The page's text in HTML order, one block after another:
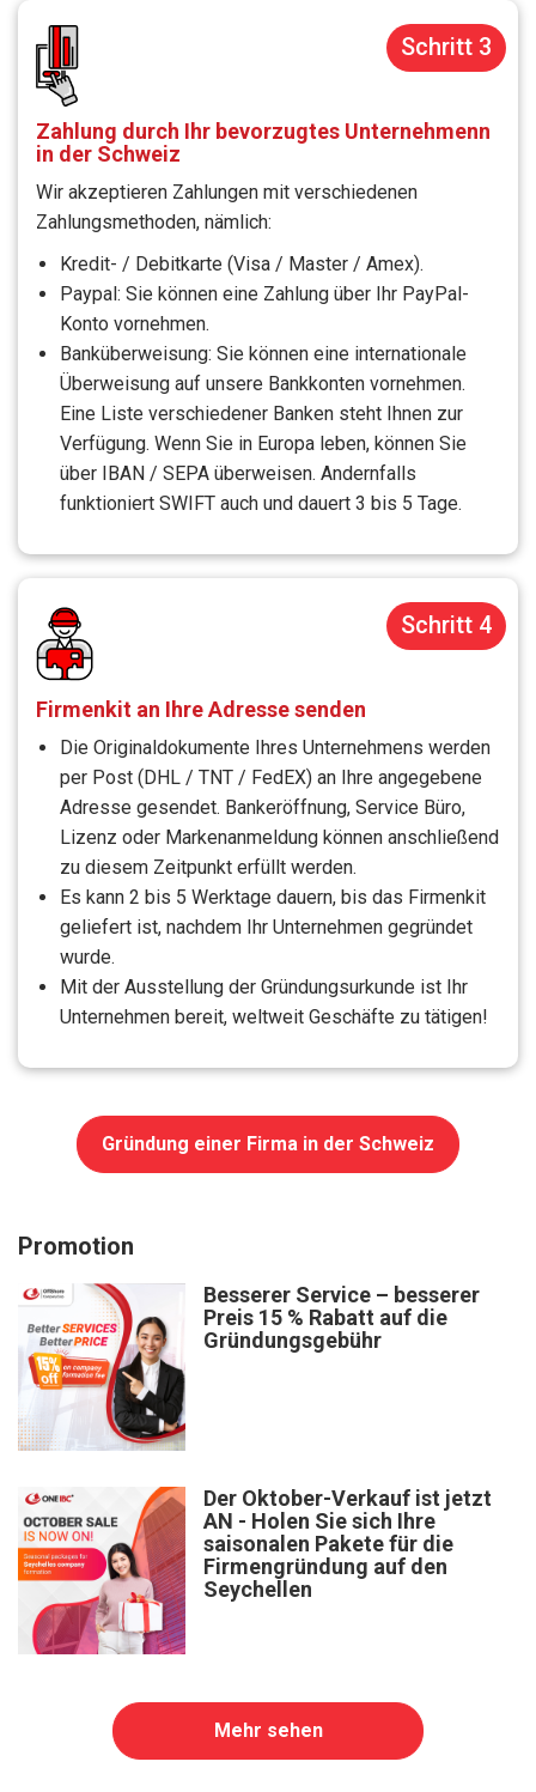
Schritt 3
Zahlung durch Ihr bevorzugtes Unternehmenn
in der Schweiz
Wir akzeptieren Zahlungen mit verschiedenen
Zahlungsmethoden, nämlich:
Kredit- / Debitkarte (Visa / Master / Amex).
Paypal: Sie können eine Zahlung über Ihr PayPal-
Konto vornehmen.
Banküberweisung: Sie können eine internationale
Überweisung auf unsere Bankkonten vornehmen.
Eine Liste verschiedener Banken steht Ihnen zur
Verfügung. Wenn Sie in Europa leben, können Sie
über IBAN / SEPA überweisen. Andernfalls
funktioniert SWIFT auch und dauert 3 bis 5 Tage.
Schritt 4
Firmenkit an Ihre Adresse senden
Die Originaldokumente Ihres Unternehmens werden
per Post (DHL / TNT / FedEX) an Ihre angegebene
Adresse gesendet. Bankeröffnung, Service Büro,
Lizenz oder Markenanmeldung können anschließend
zu diesem Zeitpunkt erfüllt werden.
Es kann 2 bis 5 Werktage dauern, bis das Firmenkit
geliefert ist, nachdem Ihr Unternehmen gegründet
wurde.
Mit der Ausstellung der Gründungsurkunde ist Ihr
Unternehmen bereit, weltweit Geschäfte zu tätigen!
Gründung einer Firma in der Schweiz
Promotion
Besserer Service – besserer
Preis 15 % Rabatt auf die
Gründungsgebühr
Der Oktober-Verkauf ist jetzt
AN - Holen Sie sich Ihre
saisonalen Pakete für die
Firmengründung auf den
Seychellen
Mehr sehen